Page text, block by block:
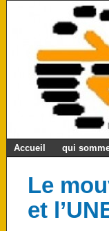
Accueil qui
Le
et